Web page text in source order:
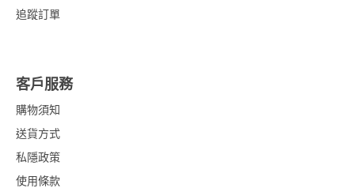
追蹤訂單
客戶服務
購物須知
送貨方式
私隱政策
使用條款